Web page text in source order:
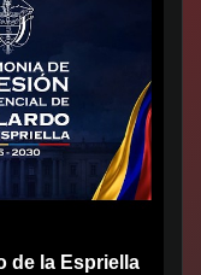
de la Espriella